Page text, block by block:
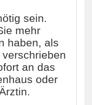
sein.
mehr
haben, als
an das
oder